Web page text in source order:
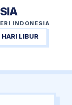
INDONESIA
HARI LIBUR